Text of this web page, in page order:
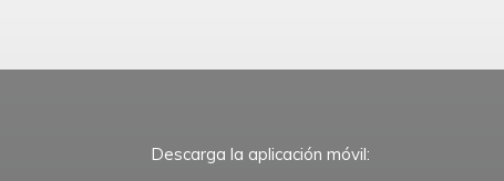
Descarga la aplicación móvil: